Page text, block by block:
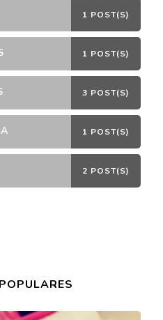
1 POST(S)
1 POST(S)
3 POST(S)
1 POST(S)
2 POST(S)